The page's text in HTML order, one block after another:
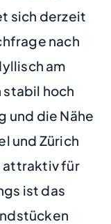
sich derzeit
nach
am
stabil hoch
und die Nähe
und Zürich
attraktiv für
ist das